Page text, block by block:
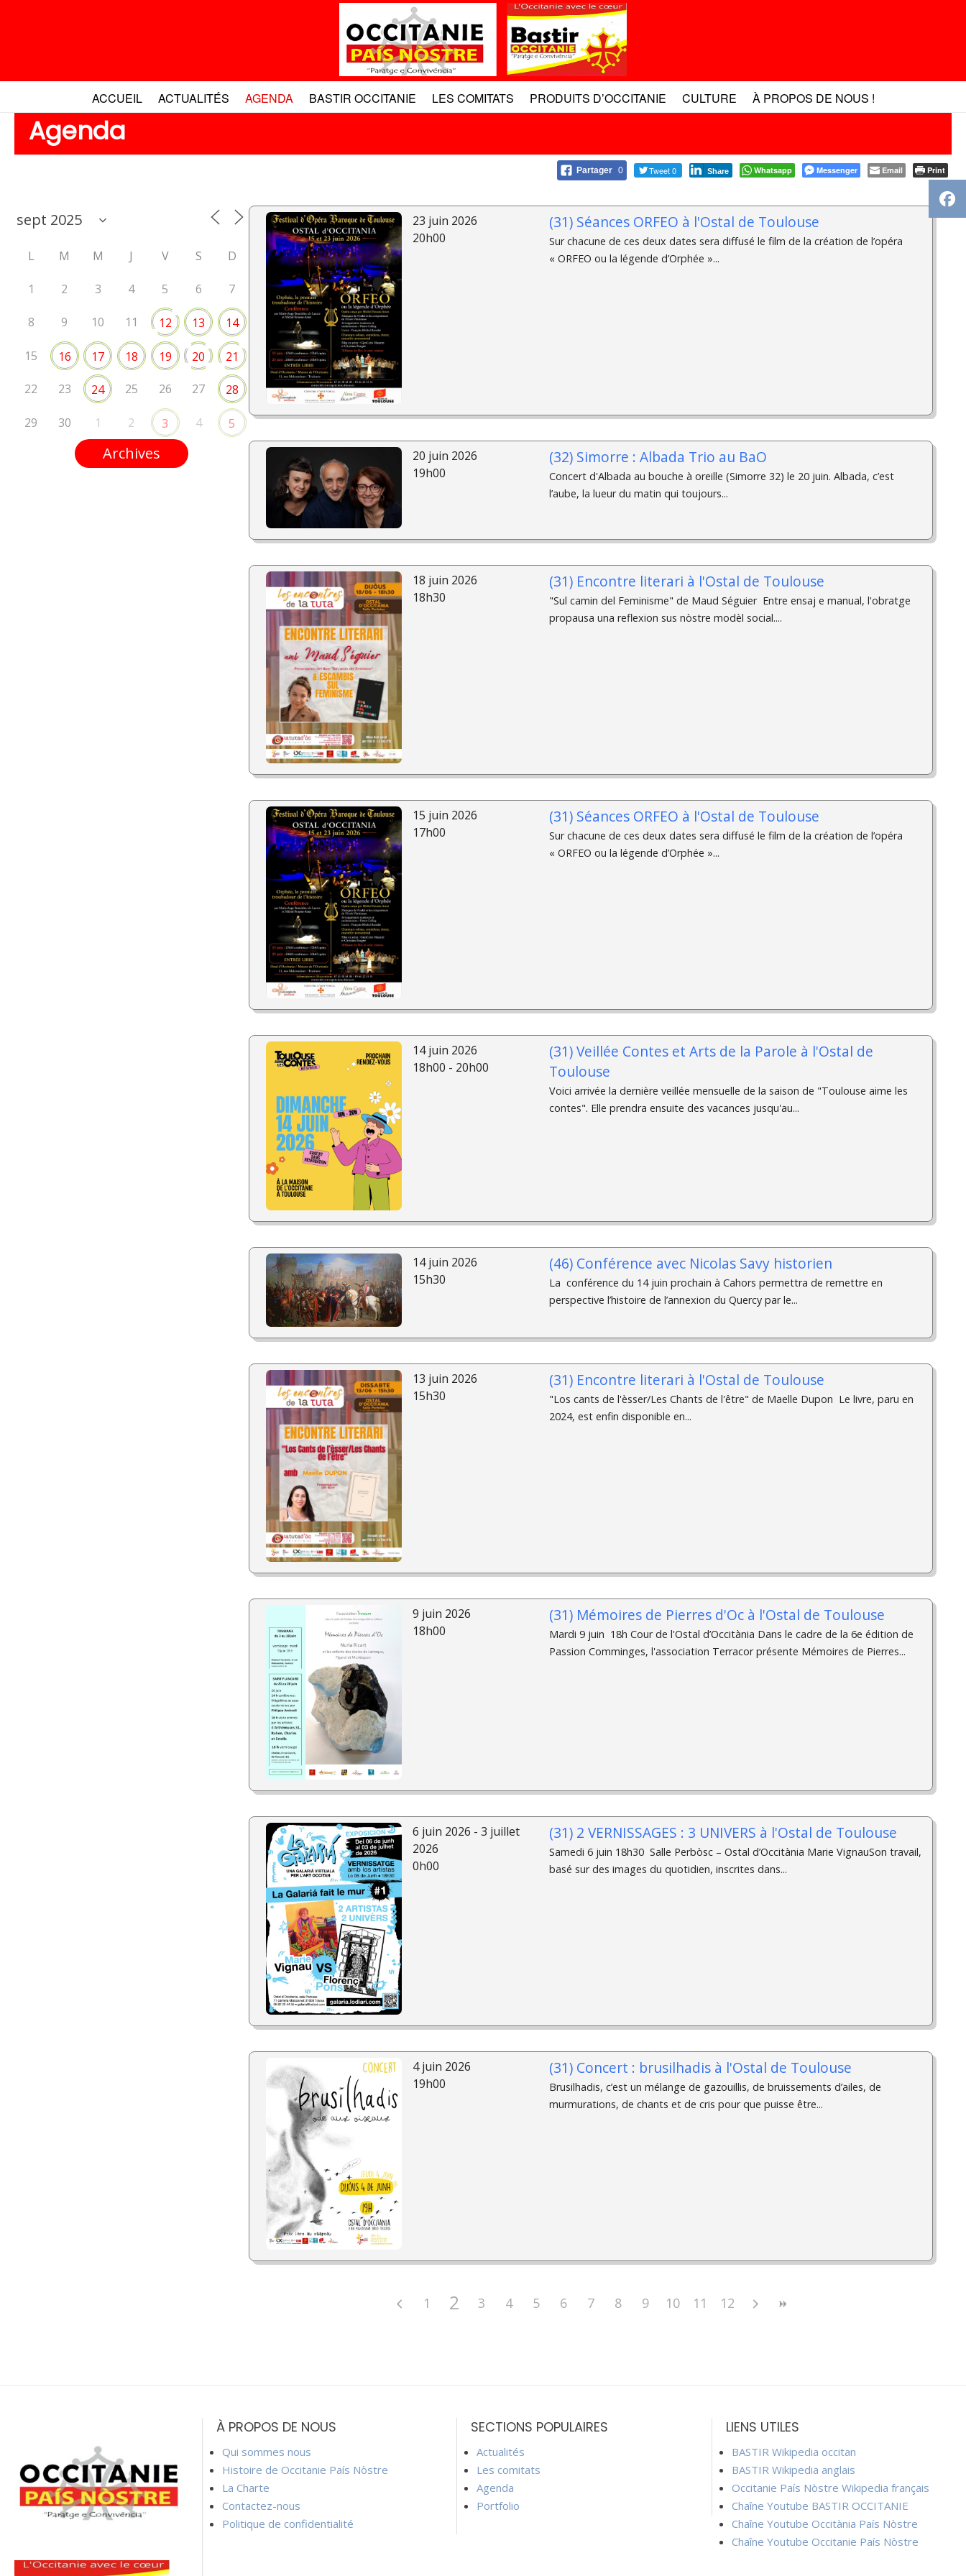
ACCUEIL ACTUALITÉS AGENDA BASTIR OCCITANIE LES COMITATS PRODUITS D’OCCITANIE CULTURE À PROPOS DE NOUS !
Agenda
Partager 0 Tweet 0 Share Whatsapp Messenger Email Print
L M M J V S D
1 2 3 4 5 6 7
8 9 10 11 12 13 14
15 16 17 18 19 20 21
22 23 24 25 26 27 28
29 30 1 2 3 4 5
Archives
23 juin 2026
20h00
(31) Séances ORFEO à l'Ostal de Toulouse
Sur chacune de ces deux dates sera diffusé le film de la création de l’opéra
« ORFEO ou la légende d’Orphée »...
20 juin 2026
19h00
(32) Simorre : Albada Trio au BaO
Concert d'Albada au bouche à oreille (Simorre 32) le 20 juin. Albada, c’est
l’aube, la lueur du matin qui toujours...
18 juin 2026
18h30
(31) Encontre literari à l'Ostal de Toulouse
"Sul camin del Feminisme" de Maud Séguier ­ Entre ensaj e manual, l'obratge
propausa una reflexion sus nòstre modèl social....
15 juin 2026
17h00
(31) Séances ORFEO à l'Ostal de Toulouse
Sur chacune de ces deux dates sera diffusé le film de la création de l’opéra
« ORFEO ou la légende d’Orphée »...
14 juin 2026
18h00 - 20h00
(31) Veillée Contes et Arts de la Parole à l'Ostal de
Toulouse
Voici arrivée la dernière veillée mensuelle de la saison de "Toulouse aime les
contes". Elle prendra ensuite des vacances jusqu'au...
14 juin 2026
15h30
(46) Conférence avec Nicolas Savy historien
La conférence du 14 juin prochain à Cahors permettra de remettre en
perspective l’histoire de l’annexion du Quercy par le...
13 juin 2026
15h30
(31) Encontre literari à l'Ostal de Toulouse
"Los cants de l'èsser/Les Chants de l'être" de Maelle Dupon ­ Le livre, paru en
2024, est enfin disponible en...
9 juin 2026
18h00
(31) Mémoires de Pierres d'Oc à l'Ostal de Toulouse
Mardi 9 juin 18h Cour de l'Ostal d’Occitània Dans le cadre de la 6e édition de
Passion Comminges, l'association Terracor présente Mémoires de Pierres...
6 juin 2026 - 3 juillet
2026
0h00
(31) 2 VERNISSAGES : 3 UNIVERS à l'Ostal de Toulouse
Samedi 6 juin 18h30 Salle Perbòsc – Ostal d’Occitània Marie VignauSon travail,
basé sur des images du quotidien, inscrites dans...
4 juin 2026
19h00
(31) Concert : brusilhadis à l'Ostal de Toulouse
Brusilhadis, c’est un mélange de gazouillis, de bruissements d’ailes, de
murmurations, de chants et de cris pour que puisse être...
1 2 3 4 5 6 7 8 9 10 11 12
À PROPOS DE NOUS
Qui sommes nous
Histoire de Occitanie País Nòstre
La Charte
Contactez-nous
Politique de confidentialité
SECTIONS POPULAIRES
Actualités
Les comitats
Agenda
Portfolio
LIENS UTILES
BASTIR Wikipedia occitan
BASTIR Wikipedia anglais
Occitanie País Nòstre Wikipedia français
Chaîne Youtube BASTIR OCCITANIE
Chaîne Youtube Occitània País Nòstre
Chaîne Youtube Occitanie País Nòstre